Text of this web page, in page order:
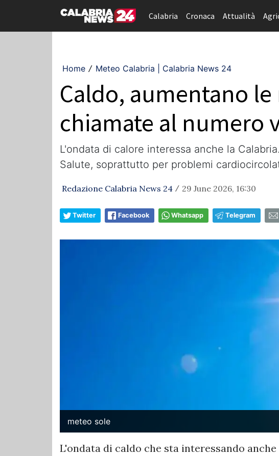
Calabria Cronaca Attualità
Home / Meteo Calabria | Calabria News 24
Caldo, aumentano
chiamate al numero
L'ondata di calore interessa anche la
Salute, soprattutto per problemi
Redazione Calabria News 24 / 29 June 2026, 16:30
Twitter Facebook Whatsapp Telegram
meteo sole
L'ondata di caldo che sta interessando